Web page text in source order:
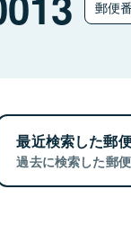
郵便
最近検索した郵
過去に検索した郵